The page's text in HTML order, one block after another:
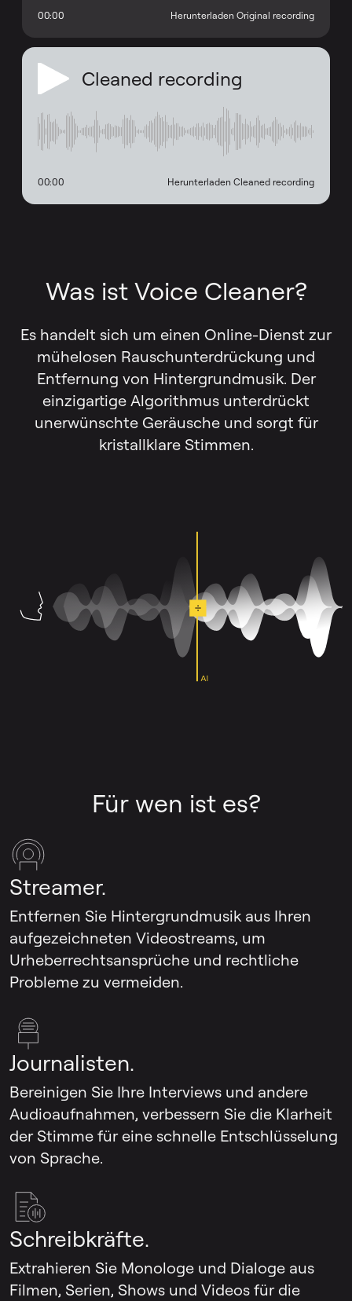
00:00 Herunterladen Original recording
Cleaned recording
00:00 Herunterladen Cleaned recording
Was ist Voice Cleaner?
Es handelt sich um einen Online-Dienst zur
mühelosen Rauschunterdrückung und
Entfernung von Hintergrundmusik. Der
einzigartige Algorithmus unterdrückt
unerwünschte Geräusche und sorgt für
kristallklare Stimmen.
Für wen ist es?
Streamer.
Entfernen Sie Hintergrundmusik aus Ihren
aufgezeichneten Videostreams, um
Urheberrechtsansprüche und rechtliche
Probleme zu vermeiden.
Journalisten.
Bereinigen Sie Ihre Interviews und andere
Audioaufnahmen, verbessern Sie die Klarheit
der Stimme für eine schnelle Entschlüsselung
von Sprache.
Schreibkräfte.
Extrahieren Sie Monologe und Dialoge aus
Filmen, Serien, Shows und Videos für die